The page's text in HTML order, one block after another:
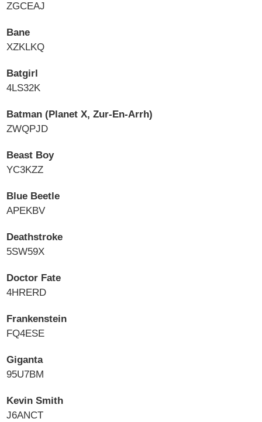
ZGCEAJ
Bane
XZKLKQ
Batgirl
4LS32K
Batman (Planet X, Zur-En-Arrh)
ZWQPJD
Beast Boy
YC3KZZ
Blue Beetle
APEKBV
Deathstroke
5SW59X
Doctor Fate
4HRERD
Frankenstein
FQ4ESE
Giganta
95U7BM
Kevin Smith
J6ANCT